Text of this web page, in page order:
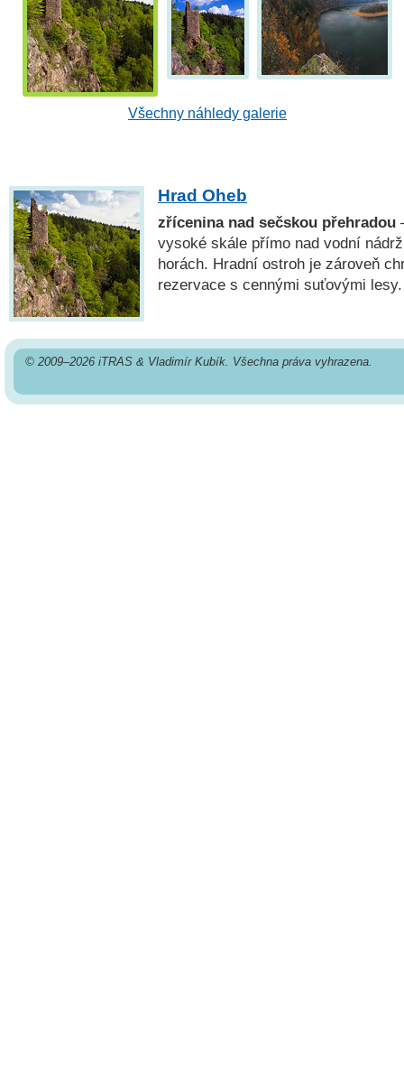
Všechny náhledy galerie
Hrad Oheb
zřícenina nad sečskou přehradou
vysoké skále přímo nad vodní
horách. Hradní ostroh je zároveň
rezervace s cennými suťovými lesy.
© 2009–2026 iTRAS & Vladimír Kubík. Všechna práva vyhrazena.